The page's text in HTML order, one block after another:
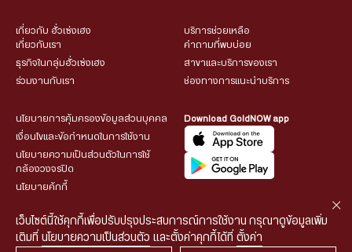
เกี่ยวกับ ฮั่วเซ่งเฮง
เกี่ยวกับเรา
ธุรกิจในกลุ่มฮั่วเซ่งเฮง
ร่วมงานกับเรา
บริการช่วยเหลือ
คำถามที่พบบ่อย
สาขาและบริการของเรา
ช่องทางการแนะนำบริการ
นโยบายการคุ้มครองข้อมูลส่วนบุคคล
เงื่อนไขและข้อกำหนดในการใช้งาน
นโยบายความเป็นส่วนตัวในการใช้
กล้องวงจรปิด
นโยบายคุ้กกี้
Download GoldNOW app
เว็บไซต์นี้ใช้คุกกี้เพื่อปรับปรุงประสบการณ์การใช้งาน กรุณาดูข้อมูลเพิ่ม
เติมที่ นโยบายความเป็นส่วนตัว และตั้งค่าคุกกี้ได้ที่ ตั้งค่า